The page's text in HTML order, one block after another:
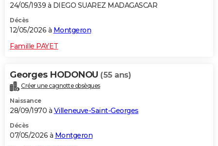
24/05/1939 à DIEGO SUAREZ MADAGASCAR
Décès
12/05/2026 à Montgeron
Famille PAYET
Georges HODONOU (55 ans)
Créer une cagnotte obsèques
Naissance
28/09/1970 à Villeneuve-Saint-Georges
Décès
07/05/2026 à Montgeron